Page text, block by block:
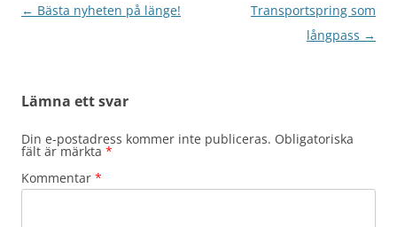
Inläggsnavigering
← Bästa nyheten på länge!
Transportspring som
långpass →
Lämna ett svar
Din e-postadress kommer inte publiceras. Obligatoriska
fält är märkta *
Kommentar *